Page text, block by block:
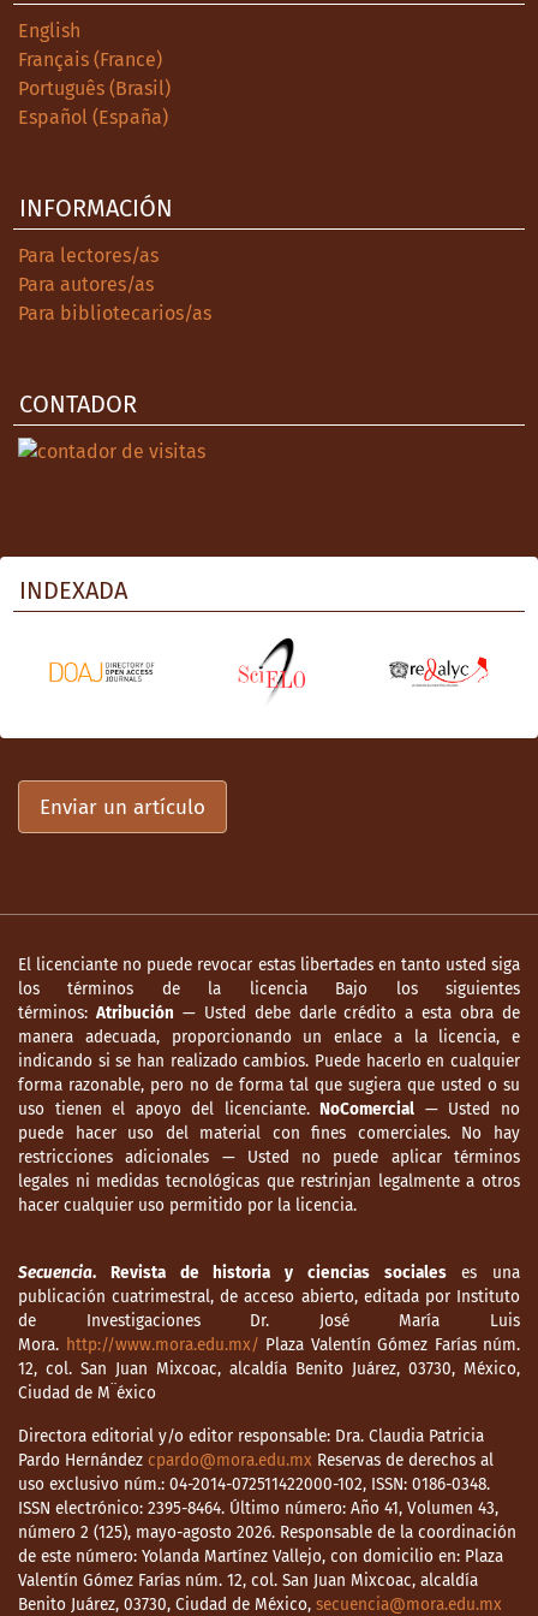
English
Français (France)
Português (Brasil)
Español (España)
INFORMACIÓN
Para lectores/as
Para autores/as
Para bibliotecarios/as
CONTADOR
INDEXADA
Enviar un artículo
El licenciante no puede revocar estas libertades en tanto usted siga
los términos de la licencia Bajo los siguientes
términos: Atribución — Usted debe darle crédito a esta obra de
manera adecuada, proporcionando un enlace a la licencia, e
indicando si se han realizado cambios. Puede hacerlo en cualquier
forma razonable, pero no de forma tal que sugiera que usted o su
uso tienen el apoyo del licenciante.NoComercial — Usted no
puede hacer uso del material con fines comerciales. No hay
restricciones adicionales — Usted no puede aplicar términos
legales ni medidas tecnológicas que restrinjan legalmente a otros
hacer cualquier uso permitido por la licencia.
Secuencia. Revista de historia y ciencias socialeses una
publicación cuatrimestral, de acceso abierto, editada por Instituto
de Investigaciones Dr. José María Luis
Mora. http://www.mora.edu.mx/ Plaza Valentín Gómez Farías núm.
12, col. San Juan Mixcoac, alcaldía Benito Juárez, 03730, México,
Ciudad de M¨éxico
Directora editorial y/o editor responsable: Dra. Claudia Patricia
Pardo Hernández cpardo@mora.edu.mx Reservas de derechos al
uso exclusivo núm.: 04-2014-072511422000-102, ISSN: 0186-0348.
ISSN electrónico: 2395-8464. Último número: Año 41, Volumen 43,
número 2 (125), mayo-agosto 2026. Responsable de la coordinación
de este número: Yolanda Martínez Vallejo, con domicilio en: Plaza
Valentín Gómez Farías núm. 12, col. San Juan Mixcoac, alcaldía
Benito Juárez, 03730, Ciudad de México, secuencia@mora.edu.mx